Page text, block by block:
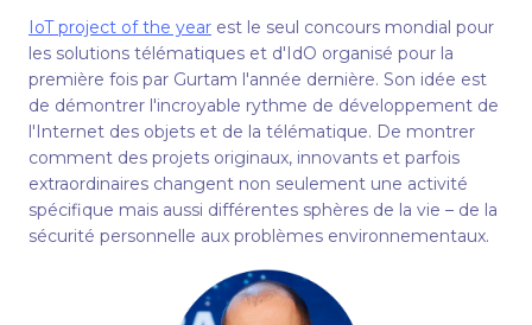
IoT project of the year est le seul concours mondial pour
les solutions télématiques et d'IdO organisé pour la
première fois par Gurtam l'année dernière. Son idée est
de démontrer l'incroyable rythme de développement de
l'Internet des objets et de la télématique. De montrer
comment des projets originaux, innovants et parfois
extraordinaires changent non seulement une activité
spécifique mais aussi différentes sphères de la vie – de la
sécurité personnelle aux problèmes environnementaux.